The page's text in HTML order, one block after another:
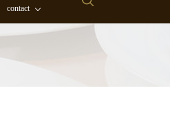
contact